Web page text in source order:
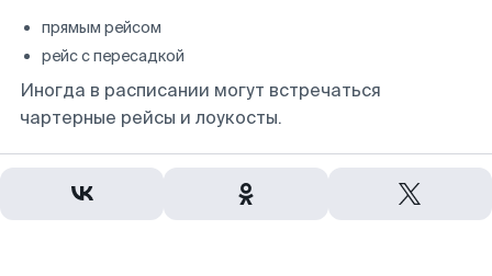
прямым рейсом
рейс с пересадкой
Иногда в расписании могут встречаться
чартерные рейсы и лоукосты.